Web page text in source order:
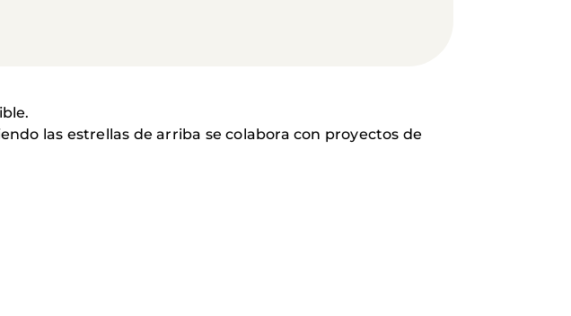
las estrellas de arriba se colabora con proyectos de